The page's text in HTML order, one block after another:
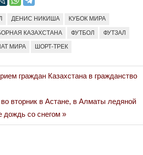
ДЕНИС НИКИША КУБОК МИРА
КАЗАХСТАНА ФУТБОЛ ФУТЗАЛ
МИРА ШОРТ-ТРЕК
граждан Казахстана в гражданство
вторник в Астане, в Алматы ледяной
со снегом